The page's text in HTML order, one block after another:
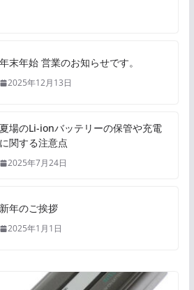
年末年始 営業のお知らせです。
2025年12月13日
夏場のLi-ionバッテリーの保管や充電
に関する注意点
2025年7月24日
新年のご挨拶
2025年1月1日